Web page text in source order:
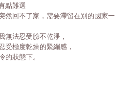
點難選
然回不了家，需要滯留在別的國家一
無法忍受臉不乾淨，
受極度乾燥的緊繃感，
的狀態下。